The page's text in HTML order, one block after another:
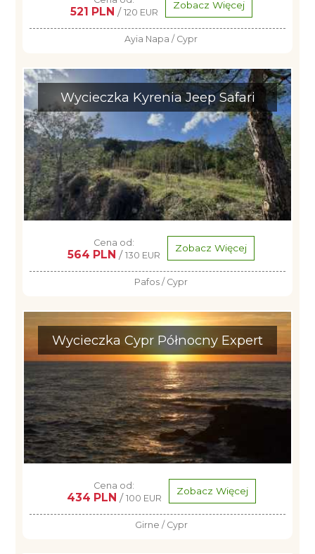
521 PLN / 120 EUR
Zobacz Więcej
Ayia Napa / Cypr
Wycieczka Kyrenia Jeep Safari
Cena od:
564 PLN / 130 EUR
Zobacz Więcej
Pafos / Cypr
Wycieczka Cypr Północny Expert
Cena od:
434 PLN / 100 EUR
Zobacz Więcej
Girne / Cypr